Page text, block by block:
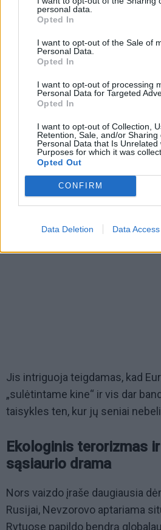
personal data.
Opted In
I want to opt-out of the Sale of
Personal Data.
Opted In
I want to opt-out of processing
Personal Data for Targeted
Opted In
I want to opt-out of Collection,
Retention, Sale, and/or Sharing
Personal Data that Is Unrelated
Purposes for which it was
Opted Out
CONFIRM
Data Deletion Data Access
derybininkas
Autorius negaili karčių žodžių
Suomijos prezidentui. Jis kelia
derybomis su „kliniškai
Nevzorovo nuomone, siūlymas
Gerhardą Schröderį, kurį jis
plovėju“, yra pasityčiojimas iš
idėjos.
Jis intriguoja teigdamas, kad
„sulėtintame kine“ ir vis dar
taisykles ten, kur jų seniai
Ekologinis terorizmas
sąsiaurio drama
Nors vaizdo įraše daugiausia
Rusijai, Nevzorovo aptariama
Rytuose papildo bendrą